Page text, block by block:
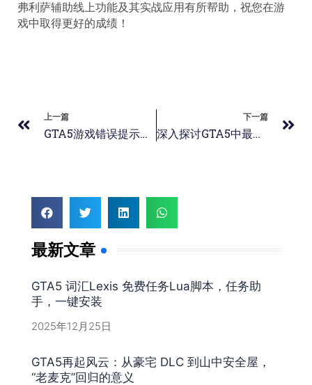
弗利萨辅助线上功能及其实战应用有所帮助，祝您在游
戏中取得更好的成绩！
上一篇
GTA5游戏错误提示解决方法
下一篇
深入探讨GTA5中最稳定的辅助工具
最新文章
GTA5 词汇Lexis 免费任务Lua脚本，任务助
手，一键安装
2025年12月25日
GTA5再起风云：从豪宅 DLC 到山中安全屋，
“老麦克”回归的意义